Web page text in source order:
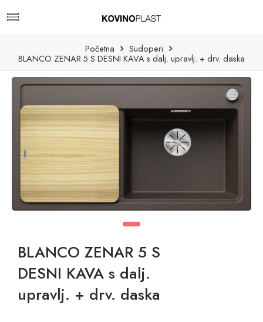
Početna
Sudoperi
BLANCO ZENAR 5 S DESNI KAVA s dalj. upravlj. + drv. daska
BLANCO ZENAR 5 S
DESNI KAVA s dalj.
upravlj. + drv. daska